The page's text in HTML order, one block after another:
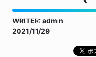
WRITER: admin
2021/11/29